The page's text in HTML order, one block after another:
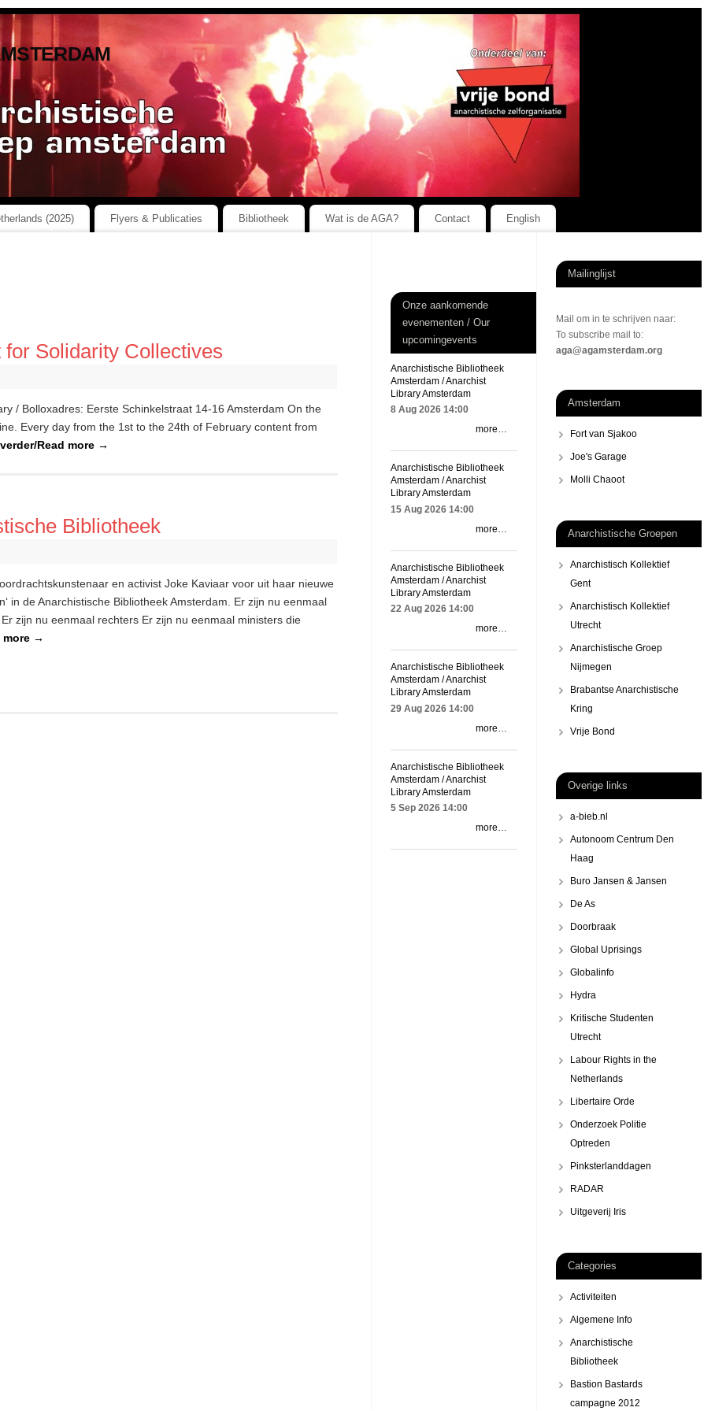
(2025) Flyers & Publicaties Bibliotheek Wat is de AGA? Contact English
Solidarity Collectives
/ Bolloxadres: Eerste Schinkelstraat 14-16 Amsterdam On the
Every day from the 1st to the 24th of February content from
Read more →
Bibliotheek
en activist Joke Kaviaar voor uit haar nieuwe
in de Anarchistische Bibliotheek Amsterdam. Er zijn nu eenmaal
zijn nu eenmaal rechters Er zijn nu eenmaal ministers die
more →
Mailinglijst
Mail om in te schrijven naar:
To subscribe mail to:
aga@agamsterdam.org
Amsterdam
Fort van Sjakoo
Joe's Garage
Molli Chaoot
Anarchistische Groepen
Anarchistisch Kollektief
Gent
Anarchistisch Kollektief
Utrecht
Anarchistische Groep
Nijmegen
Brabantse Anarchistische
Kring
Vrije Bond
Overige links
a-bieb.nl
Autonoom Centrum Den
Haag
Buro Jansen & Jansen
De As
Doorbraak
Global Uprisings
Globalinfo
Hydra
Kritische Studenten
Utrecht
Labour Rights in the
Netherlands
Libertaire Orde
Onderzoek Politie
Optreden
Pinksterlanddagen
RADAR
Uitgeverij Iris
Categories
Activiteiten
Algemene Info
Anarchistische
Bibliotheek
Bastion Bastards
campagne 2012
Onze aankomende
evenementen / Our
upcomingevents
Anarchistische Bibliotheek
Amsterdam / Anarchist
Library Amsterdam
8 Aug 2026 14:00
more…
Anarchistische Bibliotheek
Amsterdam / Anarchist
Library Amsterdam
15 Aug 2026 14:00
more…
Anarchistische Bibliotheek
Amsterdam / Anarchist
Library Amsterdam
22 Aug 2026 14:00
more…
Anarchistische Bibliotheek
Amsterdam / Anarchist
Library Amsterdam
29 Aug 2026 14:00
more…
Anarchistische Bibliotheek
Amsterdam / Anarchist
Library Amsterdam
5 Sep 2026 14:00
more…